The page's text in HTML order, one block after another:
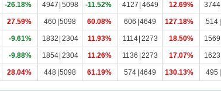
-26.18% 4947 5098 -11.52% 4127 4649 12.69% 3744
27.59% 460 5098 60.08% 606 4649 127.18% 514
-9.61% 1832 2304 11.93% 1114 2273 18.50% 1569
-9.88% 1854 2304 11.26% 1136 2273 17.07% 1623
28.04% 448 5098 61.19% 574 4649 130.13% 495